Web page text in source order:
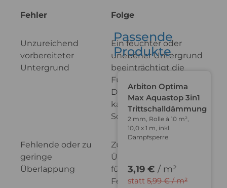
Fehler Folge
Unzureichend
vorbereiteter
Untergrund
Ein feuchter oder
unebener Untergrund
beeinträchtigt die
Funktion der
Dampfsperre und
kann langfristig
Schäden verursachen.
Fehlende oder zu
geringe
Überlappung
Zu geringe
Überlappungen
führen dazu, dass
Feuchtigkeit durch
Passende
Produkte
Arbiton Optima
Max Aquastop 3in1
Trittschalldämmung
2 mm, Rolle à 10 m²,
10,0 x 1 m, inkl.
Dampfsperre
3,19 € / m²
statt 5,99 € / m²